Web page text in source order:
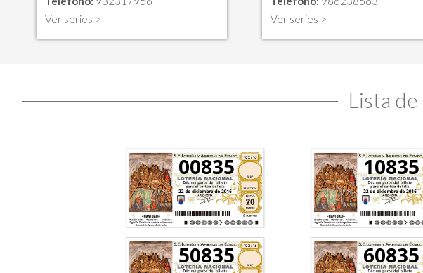
Ver series >
Ver series >
Lista de
00835 10835
50835 60835